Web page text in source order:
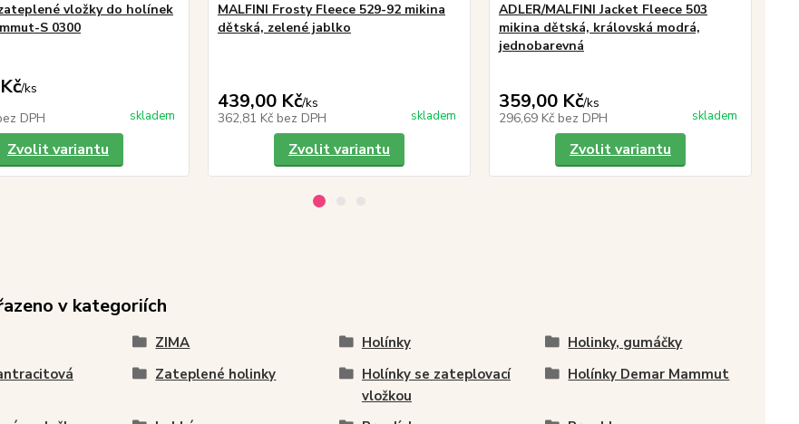
vložky do holínek
S 0300
/ks
DPH skladem
Zvolit variantu
MALFINI Frosty Fleece 529-92 mikina
dětská, zelené jablko
439,00 Kč/ks
362,81 Kč bez DPH skladem
Zvolit variantu
ADLER/MALFINI Jacket Fleece 503
mikina dětská, královská modrá,
jednobarevná
359,00 Kč/ks
296,69 Kč bez DPH skladem
Zvolit variantu
v kategoriích
ZIMA Holínky
Holinky, gumáčky
Zateplené holinky
Holínky se zateplovací
vložkou
Holínky Demar Mammut